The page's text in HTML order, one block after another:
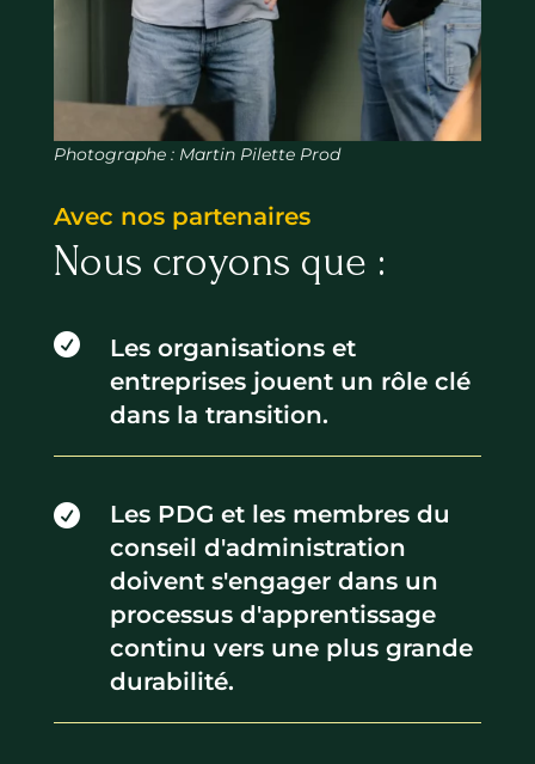
Photographe : Martin Pilette Prod
Avec nos partenaires
Nous croyons que :

Les organisations et
entreprises jouent un rôle clé
dans la transition.

Les PDG et les membres du
conseil d'administration
doivent s'engager dans un
processus d'apprentissage
continu vers une plus grande
durabilité.